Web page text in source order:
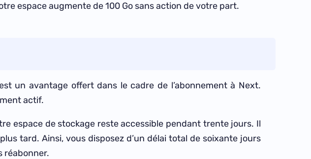
espace augmente de 100 Go sans action de votre part.
un avantage offert dans le cadre de l’abonnement à Next.
actif.
espace de stockage reste accessible pendant trente jours. Il
tard. Ainsi, vous disposez d’un délai total de soixante jours
réabonner.